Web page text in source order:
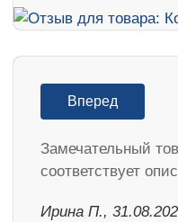
Вперед
Замечательный
соответствует
Ирина П.,